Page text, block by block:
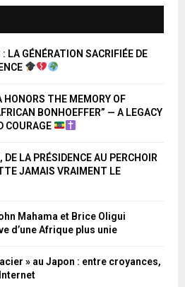
LA GÉNÉRATION SACRIFIÉE DE
THE MEMORY OF
BONHOEFFER” — A LEGACY
COURAGE
LA PRÉSIDENCE AU PERCHOIR
JAMAIS VRAIMENT LE
Mahama et Brice Oligui
d’une Afrique plus unie
» au Japon : entre croyances,